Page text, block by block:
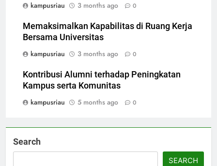
kampusriau
3 months ago 0
Memaksimalkan Kapabilitas di Ruang Kerja
Bersama Universitas
kampusriau
3 months ago 0
Kontribusi Alumni terhadap Peningkatan
Kampus serta Komunitas
kampusriau
5 months ago 0
Search
SEARCH